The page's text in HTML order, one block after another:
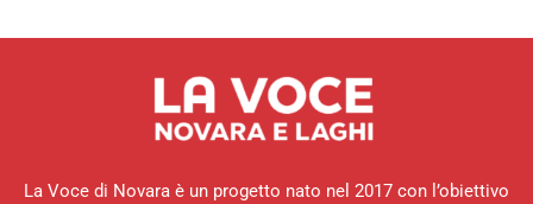
La Voce di Novara è un progetto nato nel 2017 con l’obiettivo